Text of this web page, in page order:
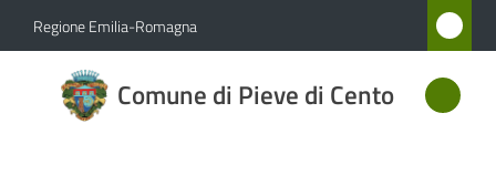
Vai al contenuto
Vai alla navigazione
Vai al footer
Regione Emilia-Romagna
Comune di Pieve di Cento
Comune
di Pieve